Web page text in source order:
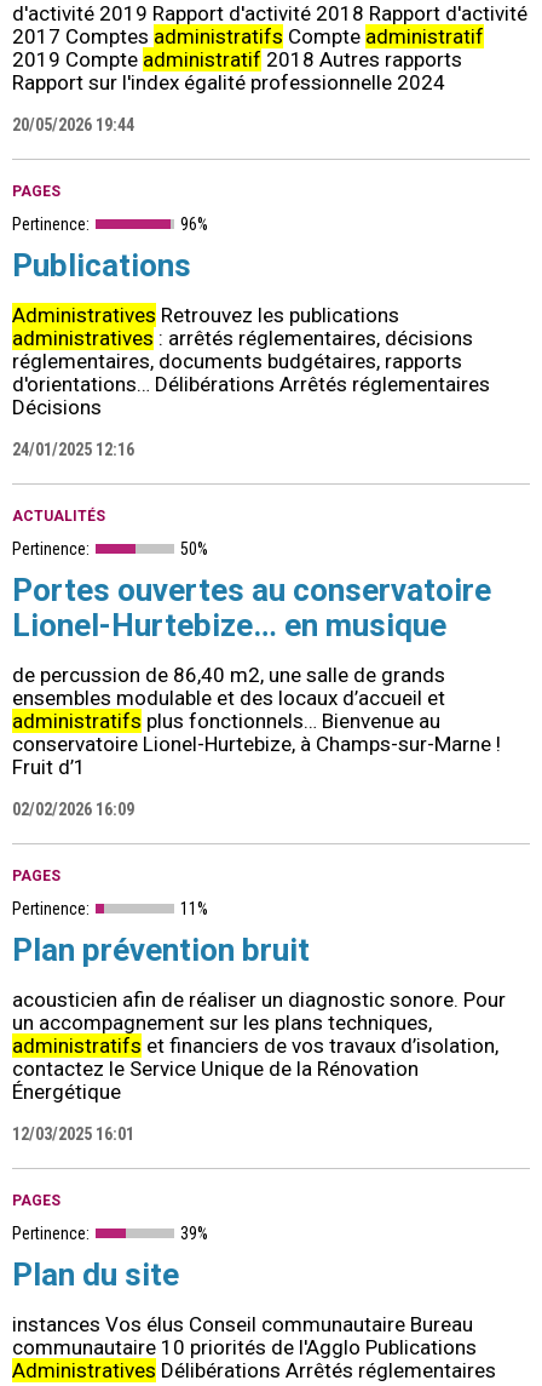
d'activité 2019 Rapport d'activité 2018 Rapport d'activité
2017 Comptes administratifs Compte administratif
2019 Compte administratif 2018 Autres rapports
Rapport sur l'index égalité professionnelle 2024
20/05/2026 19:44
PAGES
Pertinence: 96%
Publications
Administratives Retrouvez les publications
administratives : arrêtés réglementaires, décisions
réglementaires, documents budgétaires, rapports
d'orientations… Délibérations Arrêtés réglementaires
Décisions
24/01/2025 12:16
ACTUALITÉS
Pertinence: 50%
Portes ouvertes au conservatoire
Lionel-Hurtebize… en musique
de percussion de 86,40 m2, une salle de grands
ensembles modulable et des locaux d’accueil et
administratifs plus fonctionnels… Bienvenue au
conservatoire Lionel-Hurtebize, à Champs-sur-Marne !
Fruit d’1
02/02/2026 16:09
PAGES
Pertinence: 11%
Plan prévention bruit
acousticien afin de réaliser un diagnostic sonore. Pour
un accompagnement sur les plans techniques,
administratifs et financiers de vos travaux d’isolation,
contactez le Service Unique de la Rénovation
Énergétique
12/03/2025 16:01
PAGES
Pertinence: 39%
Plan du site
instances Vos élus Conseil communautaire Bureau
communautaire 10 priorités de l'Agglo Publications
Administratives Délibérations Arrêtés réglementaires